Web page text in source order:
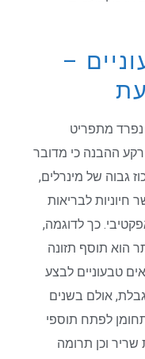
–
מתפריט
ההבנה כי מדובר
גבוה של מינרלים,
לבריאות
כך לדוגמה,
תוסף תזונה
טבעוניים לבצע
אולם בשנים
לפתח תוספי
וכן תרומה